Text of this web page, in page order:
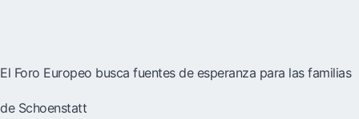
El Foro Europeo busca fuentes de esperanza para las familias
de Schoenstatt